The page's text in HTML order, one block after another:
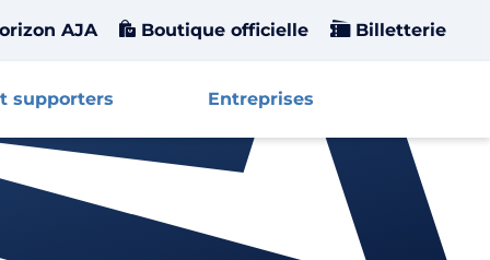
AJA Boutique officielle Billetterie
supporters Entreprises